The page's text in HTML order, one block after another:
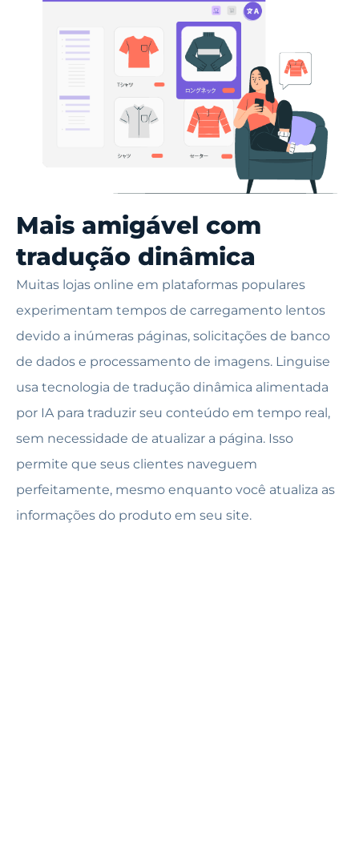
Mais amigável com
tradução dinâmica
Muitas lojas online em plataformas populares
experimentam tempos de carregamento lentos
devido a inúmeras páginas, solicitações de banco
de dados e processamento de imagens. Linguise
usa tecnologia de tradução dinâmica alimentada
por IA para traduzir seu conteúdo em tempo real,
sem necessidade de atualizar a página. Isso
permite que seus clientes naveguem
perfeitamente, mesmo enquanto você atualiza as
informações do produto em seu site.